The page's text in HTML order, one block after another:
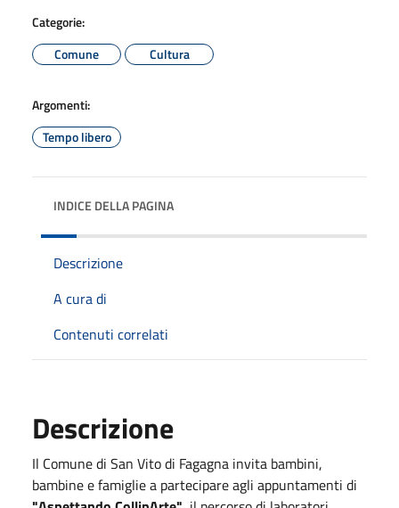
Categorie:
Comune
Cultura
Argomenti:
Tempo libero
INDICE DELLA PAGINA
Descrizione
A cura di
Contenuti correlati
Descrizione
Il Comune di San Vito di Fagagna invita bambini,
bambine e famiglie a partecipare agli appuntamenti di